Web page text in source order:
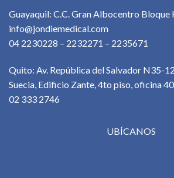
Guayaquil: C.C. Gran Albocentro Bloque
info@jondiemedical.com
04 2230228 – 2232271 – 2235671
Quito: Av. República del Salvador N35-
Suecia, Edificio Zante, 4to piso, oficina
02 333 2746
UBÍCANOS